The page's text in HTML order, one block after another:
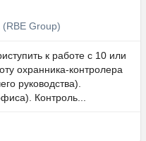
Group)
к работе с 10 или
охранника-контролера
руководства).
Контроль...